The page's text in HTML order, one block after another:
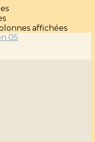
affichées